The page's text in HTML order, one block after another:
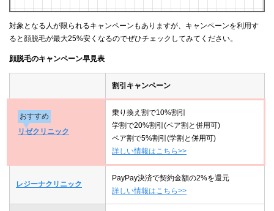
対象となる人が限られるキャンペーンもありますが、キャンペーンを利用す
ると顔脱毛が最大25%安くなるのでぜひチェックしてみてください。
顔脱毛のキャンペーン早見表
割引キャンペーン
おすすめ
リゼクリニック
乗り換え割で10%割引
学割で20%割引(ペア割と併用可)
ペア割で5%割引(学割と併用可)
詳しい情報はこちら>>
レジーナクリニック
PayPay決済で契約金額の2%を還元
詳しい情報はこちら>>